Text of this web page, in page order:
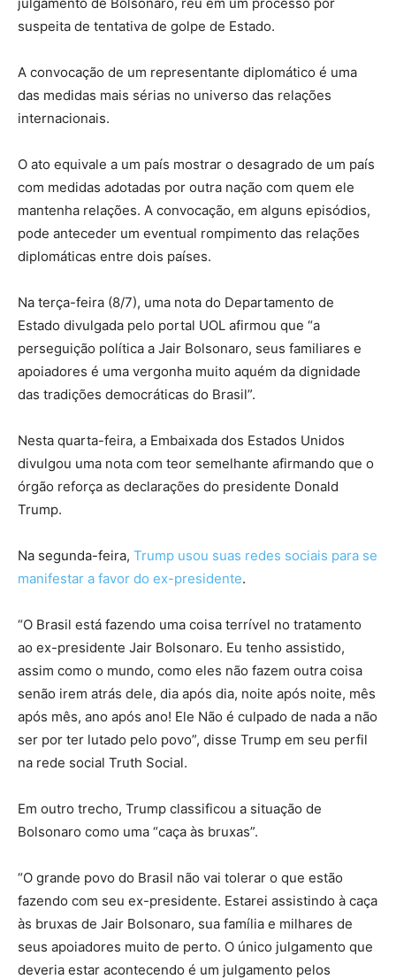
suspeita de tentativa de golpe de Estado.
A convocação de um representante diplomático é uma
das medidas mais sérias no universo das relações
internacionais.
O ato equivale a um país mostrar o desagrado de um país
com medidas adotadas por outra nação com quem ele
mantenha relações. A convocação, em alguns episódios,
pode anteceder um eventual rompimento das relações
diplomáticas entre dois países.
Na terça-feira (8/7), uma nota do Departamento de
Estado divulgada pelo portal UOL afirmou que “a
perseguição política a Jair Bolsonaro, seus familiares e
apoiadores é uma vergonha muito aquém da dignidade
das tradições democráticas do Brasil”.
Nesta quarta-feira, a Embaixada dos Estados Unidos
divulgou uma nota com teor semelhante afirmando que o
órgão reforça as declarações do presidente Donald
Trump.
Na segunda-feira, Trump usou suas redes sociais para se
manifestar a favor do ex-presidente.
“O Brasil está fazendo uma coisa terrível no tratamento
ao ex-presidente Jair Bolsonaro. Eu tenho assistido,
assim como o mundo, como eles não fazem outra coisa
senão irem atrás dele, dia após dia, noite após noite, mês
após mês, ano após ano! Ele Não é culpado de nada a não
ser por ter lutado pelo povo”, disse Trump em seu perfil
na rede social Truth Social.
Em outro trecho, Trump classificou a situação de
Bolsonaro como uma “caça às bruxas”.
“O grande povo do Brasil não vai tolerar o que estão
fazendo com seu ex-presidente. Estarei assistindo à caça
às bruxas de Jair Bolsonaro, sua família e milhares de
seus apoiadores muito de perto. O único julgamento que
deveria estar acontecendo é um julgamento pelos